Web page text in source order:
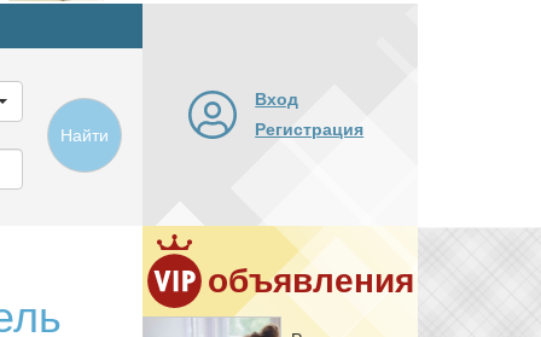
Найти
Вход
Регистрация
объявления